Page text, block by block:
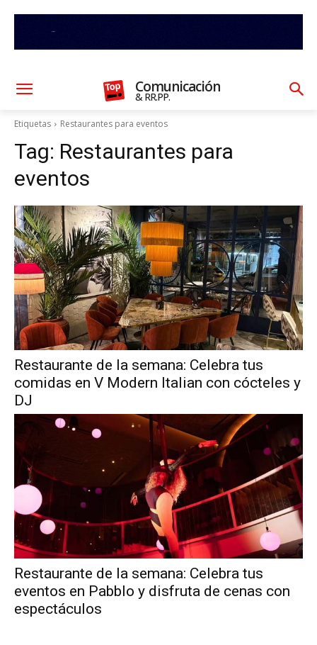
Comunicación
& RR.PP.
Etiquetas Restaurantes para eventos
Tag: Restaurantes para
eventos
Restaurante de la semana: Celebra tus
comidas en V Modern Italian con cócteles y
DJ
Restaurante de la semana: Celebra tus
eventos en Pabblo y disfruta de cenas con
espectáculos